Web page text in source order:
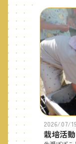
2026/07/15
栽培活